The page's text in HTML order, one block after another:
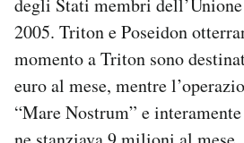
2005. Triton e Poseidon
momento a Triton sono
euro al mese, mentre
“Mare Nostrum” e